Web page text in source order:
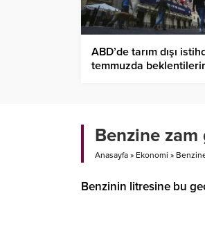
ABD’de tarım dışı
temmuzda
Benzine zam
Anasayfa » Ekonomi »
Benzinin litresine bu